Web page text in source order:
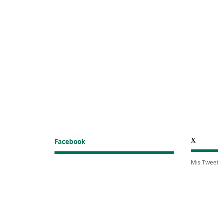
Facebook X
Mis